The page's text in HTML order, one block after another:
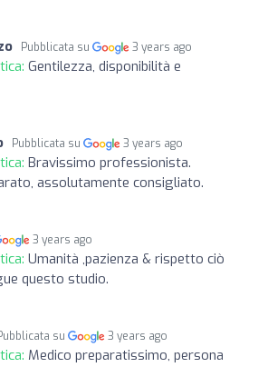
Pubblicata su 3 years ago
Gentilezza, disponibilità e
Pubblicata su 3 years ago
Bravissimo professionista.
assolutamente consigliato.
3 years ago
Umanità ,pazienza & rispetto ciò
questo studio.
su 3 years ago
Medico preparatissimo, persona